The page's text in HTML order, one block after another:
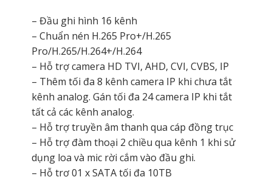
– Đầu ghi hình 16 kênh
– Chuẩn nén H.265 Pro+/H.265
Pro/H.265/H.264+/H.264
– Hỗ trợ camera HD TVI, AHD, CVI, CVBS, IP
– Thêm tối đa 8 kênh camera IP khi chưa tắt
kênh analog. Gán tối đa 24 camera IP khi tắt
tất cả các kênh analog.
– Hỗ trợ truyền âm thanh qua cáp đồng trục
– Hỗ trợ đàm thoại 2 chiều qua kênh 1 khi sử
dụng loa và mic rời cắm vào đầu ghi.
– Hỗ trợ 01 x SATA tối đa 10TB